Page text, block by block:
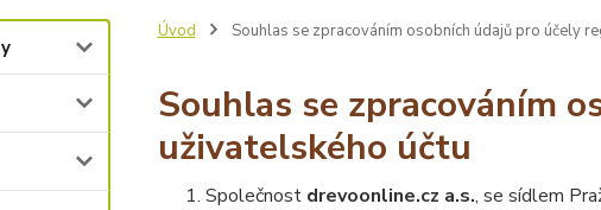
Úvod Souhlas se zpracováním osobních údajů pro účely
Souhlas se zpracováním
uživatelského účtu
Společnost drevoonline.cz a.s., se sídlem